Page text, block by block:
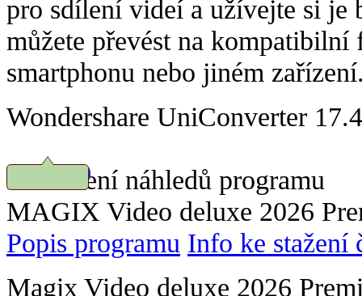
pro sdílení videí a užívejte si je
můžete převést na
smartphonu nebo jiném
Wondershare UniConverter
Prohlížení náhledů programu
MAGIX Video deluxe 2026
Popis programu Info ke stažení
Magix Video deluxe 2026